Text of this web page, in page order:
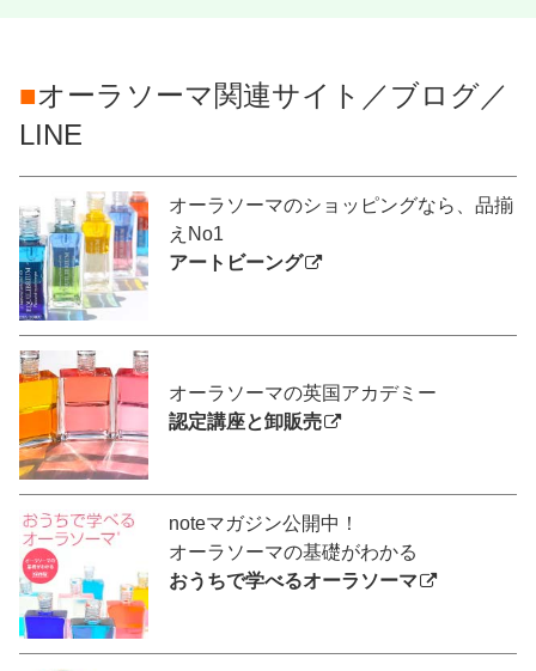
■オーラソーマ関連サイト／ブログ／
LINE
オーラソーマのショッピングなら、品揃
えNo1
アートビーング
オーラソーマの英国アカデミー
認定講座と卸販売
noteマガジン公開中！
オーラソーマの基礎がわかる
おうちで学べるオーラソーマ